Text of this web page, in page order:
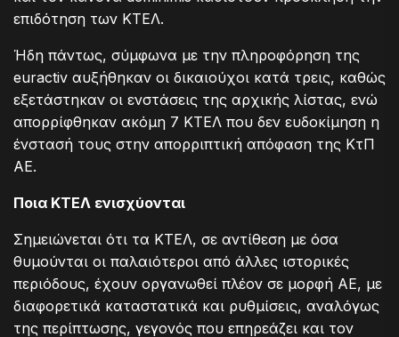
επιδότηση των ΚΤΕΛ.
Ήδη πάντως, σύμφωνα με την πληροφόρηση της
euractiv αυξήθηκαν οι δικαιούχοι κατά τρεις, καθώς
εξετάστηκαν οι ενστάσεις της αρχικής λίστας, ενώ
απορρίφθηκαν ακόμη 7 ΚΤΕΛ που δεν ευδοκίμηση η
ένστασή τους στην απορριπτική απόφαση της ΚτΠ
ΑΕ.
Ποια ΚΤΕΛ ενισχύονται
Σημειώνεται ότι τα ΚΤΕΛ, σε αντίθεση με όσα
θυμούνται οι παλαιότεροι από άλλες ιστορικές
περιόδους, έχουν οργανωθεί πλέον σε μορφή ΑΕ, με
διαφορετικά καταστατικά και ρυθμίσεις, αναλόγως
της περίπτωσης, γεγονός που επηρεάζει και τον